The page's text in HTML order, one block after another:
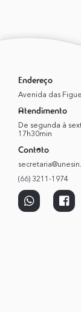
Endereço
Avenida das
Atendimento
De segunda à
17h30min
Contato
(66) 3211-1974